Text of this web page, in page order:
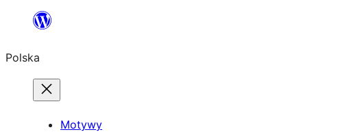
Przejdź
treści
Polska
Motywy